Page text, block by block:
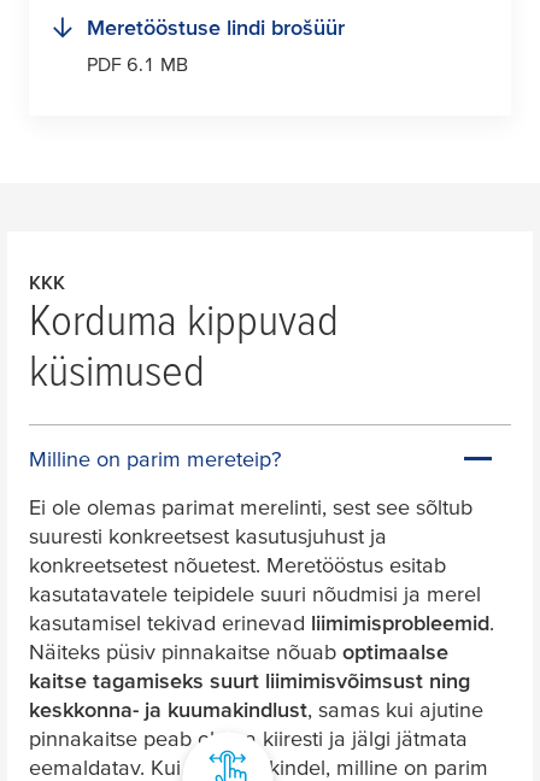
Meretööstuse lindi brošüür
PDF 6.1 MB
KKK
Korduma kippuvad
küsimused
Milline on parim mereteip?
Ei ole olemas parimat merelinti, sest see sõltub
suuresti konkreetsest kasutusjuhust ja
konkreetsetest nõuetest. Meretööstus esitab
kasutatavatele teipidele suuri nõudmisi ja merel
kasutamisel tekivad erinevad liimimisprobleemid.
Näiteks püsiv pinnakaitse nõuab optimaalse
kaitse tagamiseks suurt liimimisvõimsust ning
keskkonna- ja kuumakindlust, samas kui ajutine
pinnakaitse peab olema kiiresti ja jälgi jätmata
eemaldatav. Kui te ei ole kindel, milline on parim